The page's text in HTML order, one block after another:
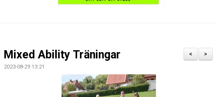
BILDGALLERI
>
<
Mixed Ability Träningar
2023-08-29 13:21